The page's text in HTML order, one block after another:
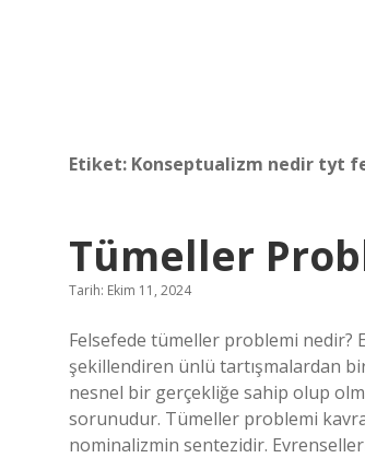
Etiket: Konseptualizm nedir tyt
Tümeller
Tarih: Ekim 11, 2024
Felsefede tümeller problemi
şekillendiren ünlü tartışmalardan
nesnel bir gerçekliğe sahip olup
sorunudur. Tümeller problemi
nominalizmin sentezidir.